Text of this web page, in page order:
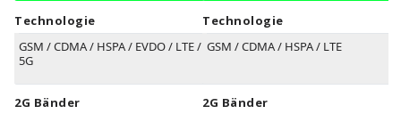
Technologie
GSM / CDMA / HSPA / EVDO / LTE /
5G
2G Bänder
Technologie
GSM / CDMA / HSPA / LTE
2G Bänder